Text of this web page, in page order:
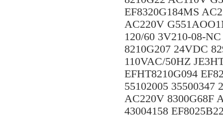
EF8320G184MS
AC220V
120/60 3V210-08-
8210G207 24VDC
110VAC/50HZ
EFHT8210G094
55102005 35500347
AC220V 8300G68F
43004158